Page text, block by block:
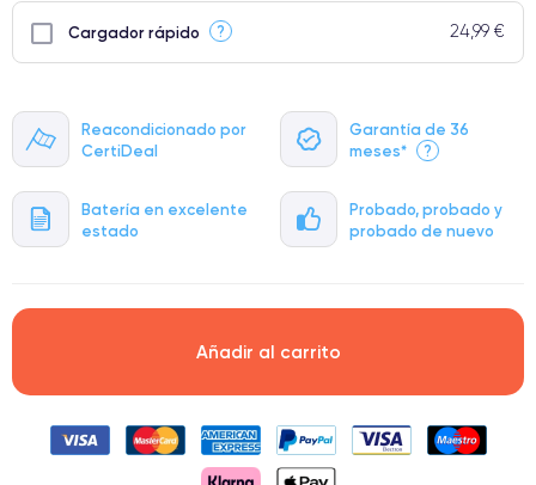
Reacondicionado por
CertiDeal
Garantía de 36
meses*
?
Batería en excelente
estado
Probado, probado y
probado de nuevo
Cargador rápido ? 24,99 €
Añadir al carrito